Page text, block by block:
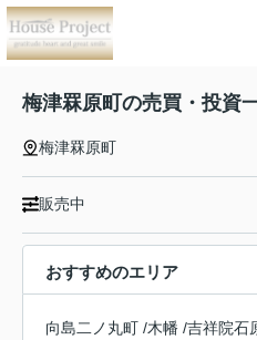
梅津罧原町の売買・投資
梅津罧原町
販売中
おすすめのエリア
向島二ノ丸町 /木幡 /吉祥院石